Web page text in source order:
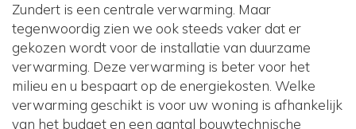
Zundert is een centrale verwarming. Maar
tegenwoordig zien we ook steeds vaker dat er
gekozen wordt voor de installatie van duurzame
verwarming. Deze verwarming is beter voor het
milieu en u bespaart op de energiekosten. Welke
verwarming geschikt is voor uw woning is afhankelijk
van het budget en een aantal bouwtechnische